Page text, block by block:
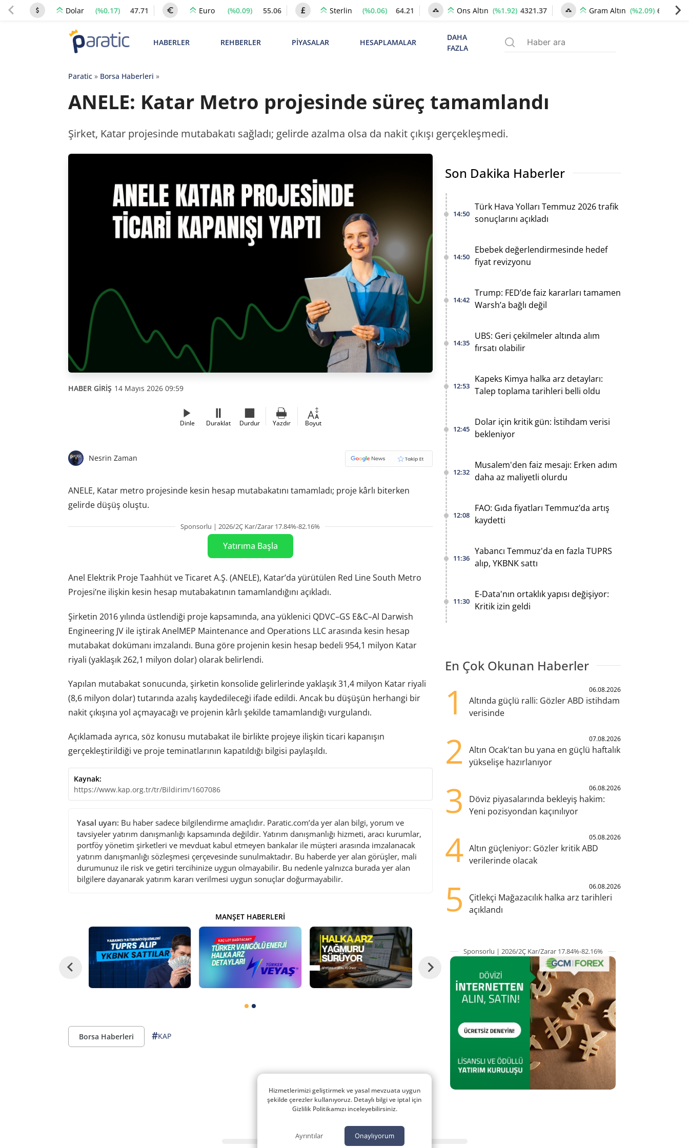
Dolar (%0.17) 47.71 Euro (%0.09) 55.06 Sterlin (%0.06) 64.21 Ons Altın (%1.92) 4321.37 Gram Altın (%2.09) 6628.42
HABERLER REHBERLER PİYASALAR HESAPLAMALAR
DAHA
FAZLA
Paratic» Borsa Haberleri »
ANELE: Katar Metro projesinde süreç tamamlandı
Şirket, Katar projesinde mutabakatı sağladı; gelirde azalma olsa da nakit çıkışı gerçekleşmedi.
HABER GİRİŞ 14 Mayıs 2026 09:59
Dinle Duraklat Durdur Yazdır Boyut
Nesrin Zaman
ANELE, Katar metro projesinde kesin hesap mutabakatını tamamladı; proje kârlı biterken
gelirde düşüş oluştu.
Sponsorlu | 2026/2Ç Kar/Zarar 17.84%-82.16%
Yatırıma Başla
Anel Elektrik Proje Taahhüt ve Ticaret A.Ş. (ANELE), Katar’da yürütülen Red Line South Metro
Projesi’ne ilişkin kesin hesap mutabakatının tamamlandığını açıkladı.
Şirketin 2016 yılında üstlendiği proje kapsamında, ana yüklenici QDVC–GS E&C–Al Darwish
Engineering JV ile iştirak AnelMEP Maintenance and Operations LLC arasında kesin hesap
mutabakat dokümanı imzalandı. Buna göre projenin kesin hesap bedeli 954,1 milyon Katar
riyali (yaklaşık 262,1 milyon dolar) olarak belirlendi.
Yapılan mutabakat sonucunda, şirketin konsolide gelirlerinde yaklaşık 31,4 milyon Katar riyali
(8,6 milyon dolar) tutarında azalış kaydedileceği ifade edildi. Ancak bu düşüşün herhangi bir
nakit çıkışına yol açmayacağı ve projenin kârlı şekilde tamamlandığı vurgulandı.
Açıklamada ayrıca, söz konusu mutabakat ile birlikte projeye ilişkin ticari kapanışın
gerçekleştirildiği ve proje teminatlarının kapatıldığı bilgisi paylaşıldı.
Kaynak:
https://www.kap.org.tr/tr/Bildirim/1607086
Yasal uyarı: Bu haber sadece bilgilendirme amaçlıdır. Paratic.com’da yer alan bilgi, yorum ve
tavsiyeler yatırım danışmanlığı kapsamında değildir. Yatırım danışmanlığı hizmeti, aracı kurumlar,
portföy yönetim şirketleri ve mevduat kabul etmeyen bankalar ile müşteri arasında imzalanacak
yatırım danışmanlığı sözleşmesi çerçevesinde sunulmaktadır. Bu haberde yer alan görüşler, mali
durumunuz ile risk ve getiri tercihinize uygun olmayabilir. Bu nedenle yalnızca burada yer alan
bilgilere dayanarak yatırım kararı verilmesi uygun sonuçlar doğurmayabilir.
MANŞET HABERLERI
Borsa Haberleri #KAP
Son Dakika Haberler
14:50
Türk Hava Yolları Temmuz 2026 trafik
sonuçlarını açıkladı
14:50
Ebebek değerlendirmesinde hedef
fiyat revizyonu
14:42
Trump: FED’de faiz kararları tamamen
Warsh’a bağlı değil
14:35
UBS: Geri çekilmeler altında alım
fırsatı olabilir
12:53
Kapeks Kimya halka arz detayları:
Talep toplama tarihleri belli oldu
12:45
Dolar için kritik gün: İstihdam verisi
bekleniyor
12:32
Musalem'den faiz mesajı: Erken adım
daha az maliyetli olurdu
12:08
FAO: Gıda fiyatları Temmuz’da artış
kaydetti
11:36
Yabancı Temmuz'da en fazla TUPRS
alıp, YKBNK sattı
11:30
E-Data'nın ortaklık yapısı değişiyor:
Kritik izin geldi
En Çok Okunan Haberler
1 06.08.2026
Altında güçlü ralli: Gözler ABD istihdam
verisinde
2 07.08.2026
Altın Ocak'tan bu yana en güçlü haftalık
yükselişe hazırlanıyor
3 06.08.2026
Döviz piyasalarında bekleyiş hakim:
Yeni pozisyondan kaçınılıyor
4 05.08.2026
Altın güçleniyor: Gözler kritik ABD
verilerinde olacak
5 06.08.2026
Çitlekçi Mağazacılık halka arz tarihleri
açıklandı
Sponsorlu | 2026/2Ç Kar/Zarar 17.84%-82.16%
Hizmetlerimizi geliştirmek ve yasal mevzuata uygun
şekilde çerezler kullanıyoruz. Detaylı bilgi ve iptal için
Gizlilik Politikamızı inceleyebilirsiniz.
Ayrıntılar Onaylıyorum